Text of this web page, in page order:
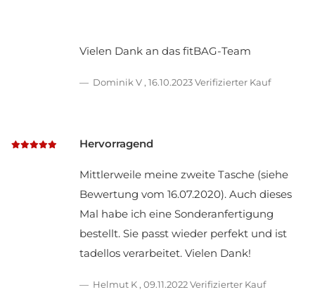
Vielen Dank an das fitBAG-Team
Dominik V , 16.10.2023Verifizierter Kauf
Hervorragend
Mittlerweile meine zweite Tasche (siehe
Bewertung vom 16.07.2020). Auch dieses
Mal habe ich eine Sonderanfertigung
bestellt. Sie passt wieder perfekt und ist
tadellos verarbeitet. Vielen Dank!
Helmut K , 09.11.2022Verifizierter Kauf